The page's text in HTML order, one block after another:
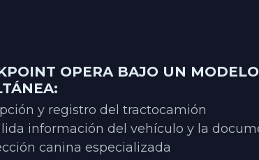
OPERA BAJO UN
y registro del tractocamión
información del vehículo y la
canina especializada